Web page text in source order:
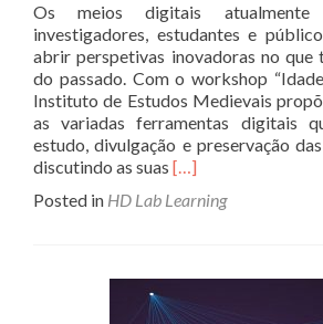
Os meios digitais
investigadores, estudantes e
abrir perspetivas inovadoras no que
do passado. Com o workshop
Instituto de Estudos Medievais
as variadas ferramentas digitais
estudo, divulgação e preservação
discutindo as suas Read
about
Média
Digital
[…]
Posted in HD Lab Learning